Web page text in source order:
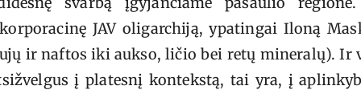
JAV oligarchiją, ypatingai Iloną
ir naftos iki aukso, ličio bei retų mineralų). Ir
į platesnį kontekstą, tai yra, į